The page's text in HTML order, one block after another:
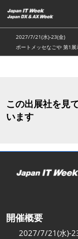
キ
ッ
し
2027/7/21(水)-23(金)
ポートメッセなごや 第1展
この出展社を見
います
開催概要
2027/7/21(水)-